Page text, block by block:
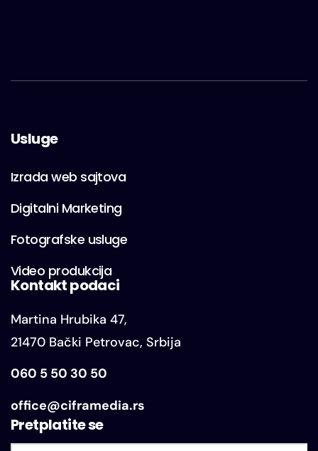
Usluge
Izrada web sajtova
Digitalni Marketing
Fotografske usluge
Video produkcija
Kontakt podaci
Martina Hrubika 47,
21470 Bački Petrovac, Srbija
060 5 50 30 50
office@ciframedia.rs
Pretplatite se